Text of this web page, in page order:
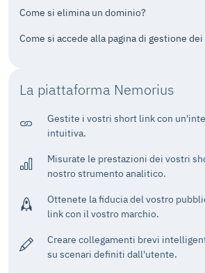
Come si elimina un dominio?
Come si accede alla pagina di gestione
La piattaforma Nemorius
Gestite i vostri short link con
intuitiva.
Misurate le prestazioni dei vostri
nostro strumento analitico.
Ottenete la fiducia del vostro
link con il vostro marchio.
Creare collegamenti brevi
su scenari definiti dall'utente.